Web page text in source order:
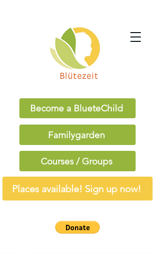
Become a BlueteChild
Familygarden
Courses / Groups
Places available! Sign up now!